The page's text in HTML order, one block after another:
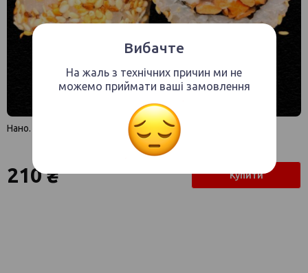
Вибачте
На жаль з технічних причин ми не
можемо приймати ваші замовлення
Нано.
210 ₴ Купити